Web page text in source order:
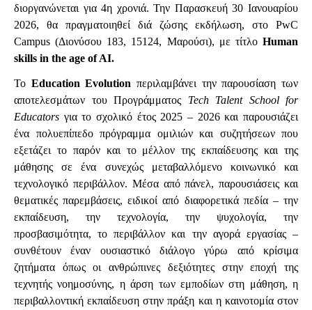
διοργανώνεται για 4η χρονιά. Την Παρασκευή 30 Ιανουαρίου
2026, θα πραγματοιηθεί διά ζώσης εκδήλωση, στο PwC
Campus (Διονύσου 183, 15124, Μαρούσι), με τίτλοHuman
skills in the age of AI.
Το Education Evolution περιλαμβάνει την παρουσίαση των
αποτελεσμάτων του Προγράμματος Tech Talent School for
Educators για το σχολικό έτος 2025 – 2026 και παρουσιάζει
ένα πολυεπίπεδο πρόγραμμα ομιλιών και συζητήσεων που
εξετάζει το παρόν και το μέλλον της εκπαίδευσης και της
μάθησης σε ένα συνεχώς μεταβαλλόμενο κοινωνικό και
τεχνολογικό περιβάλλον. Μέσα από πάνελ, παρουσιάσεις και
θεματικές παρεμβάσεις, ειδικοί από διαφορετικά πεδία – την
εκπαίδευση, την τεχνολογία, την ψυχολογία, την
προσβασιμότητα, το περιβάλλον και την αγορά εργασίας –
συνθέτουν έναν ουσιαστικό διάλογο γύρω από κρίσιμα
ζητήματα όπως οι ανθρώπινες δεξιότητες στην εποχή της
τεχνητής νοημοσύνης, η άρση των εμποδίων στη μάθηση, η
περιβαλλοντική εκπαίδευση στην πράξη και η καινοτομία στον